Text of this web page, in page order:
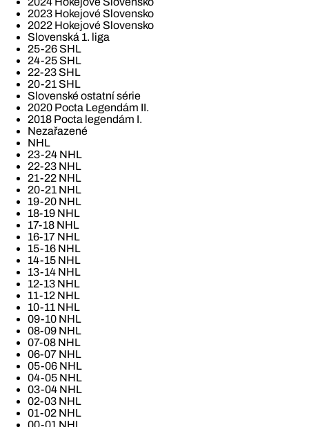
2023 Hokejové Slovensko
2022 Hokejové Slovensko
Slovenská 1. liga
25-26 SHL
24-25 SHL
22-23 SHL
20-21 SHL
Slovenské ostatní série
2020 Pocta Legendám II.
2018 Pocta legendám I.
Nezařazené
NHL
23-24 NHL
22-23 NHL
21-22 NHL
20-21 NHL
19-20 NHL
18-19 NHL
17-18 NHL
16-17 NHL
15-16 NHL
14-15 NHL
13-14 NHL
12-13 NHL
11-12 NHL
10-11 NHL
09-10 NHL
08-09 NHL
07-08 NHL
06-07 NHL
05-06 NHL
04-05 NHL
03-04 NHL
02-03 NHL
01-02 NHL
00-01 NHL